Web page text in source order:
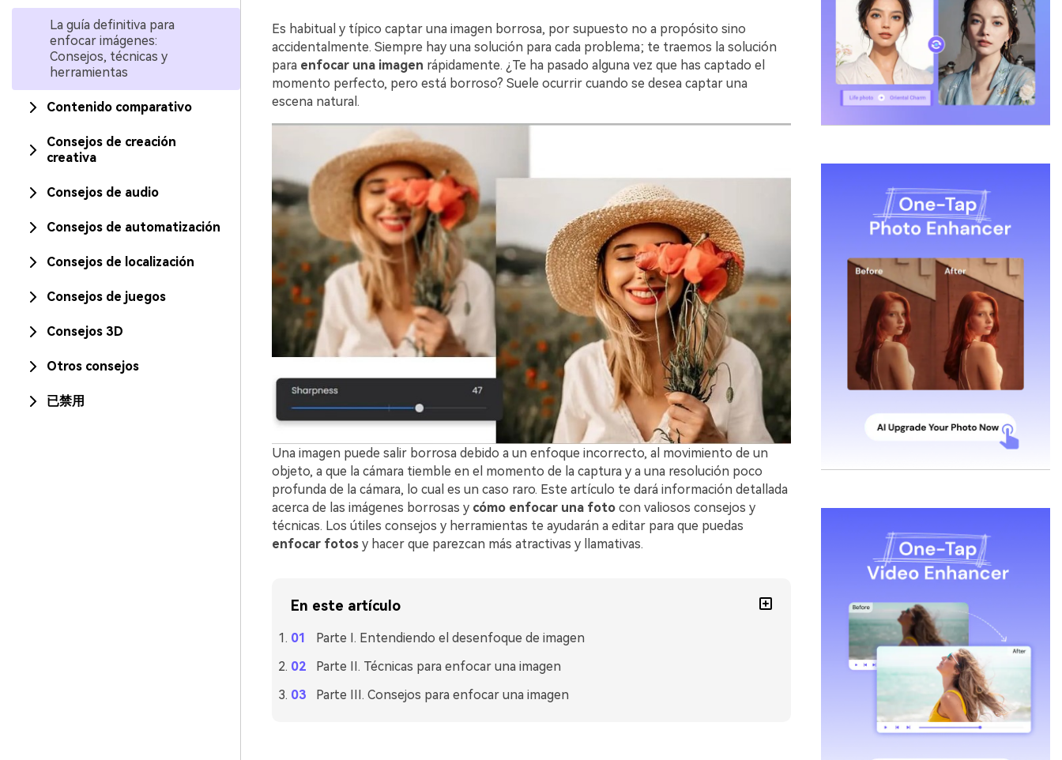
La guía definitiva para
enfocar imágenes:
Consejos, técnicas y
herramientas
Contenido comparativo
Consejos de creación
creativa
Consejos de audio
Consejos de automatización
Consejos de localización
Consejos de juegos
Consejos 3D
Otros consejos
已禁用
Es habitual y típico captar una imagen borrosa, por supuesto no a propósito sino
accidentalmente. Siempre hay una solución para cada problema; te traemos la solución
para enfocar una imagen rápidamente. ¿Te ha pasado alguna vez que has captado el
momento perfecto, pero está borroso? Suele ocurrir cuando se desea captar una
escena natural.
Una imagen puede salir borrosa debido a un enfoque incorrecto, al movimiento de un
objeto, a que la cámara tiemble en el momento de la captura y a una resolución poco
profunda de la cámara, lo cual es un caso raro. Este artículo te dará información detallada
acerca de las imágenes borrosas y cómo enfocar una fotocon valiosos consejos y
técnicas. Los útiles consejos y herramientas te ayudarán a editar para que puedas
enfocar fotosy hacer que parezcan más atractivas y llamativas.
En este artículo
Parte I. Entendiendo el desenfoque de imagen
Parte II. Técnicas para enfocar una imagen
Parte III. Consejos para enfocar una imagen